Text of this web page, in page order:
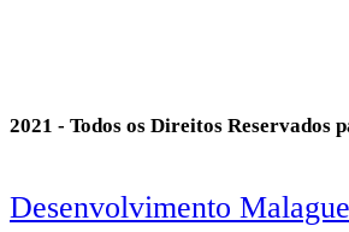
2021 - Todos os Direitos Reservados
Desenvolvimento